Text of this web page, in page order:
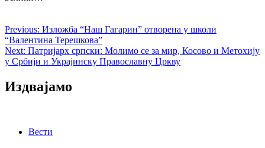
Previous: Изложба “Наш Гагарин” отворена у школи
“Валентина Терешкова”
Next: Патријарх српски: Молимо се за мир, Косово и Метохију
у Србији и Украјинску Православну Цркву
Издвајамо
Вести